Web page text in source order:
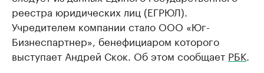
реестра юридических лиц (ЕГРЮЛ).
Учредителем компании стало ООО «Юг-
Бизнеспартнер», бенефициаром которого
выступает Андрей Скок. Об этом сообщает РБК